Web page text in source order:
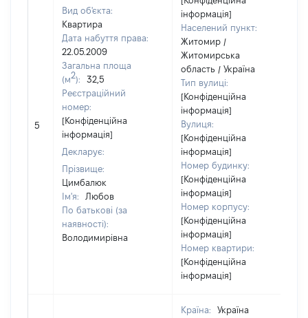
5
Вид об'єкта:
Квартира
Дата набуття права:
22.05.2009
Загальна площа
(м2):
32,5
Реєстраційний
номер:
[Конфіденційна
інформація]
Декларує:
Прізвище:
Цимбалюк
Ім'я:
Любов
По батькові (за
наявності):
Володимирівна
інформація]
Населений пункт:
Житомир /
Житомирська
область / Україна
Тип вулиці:
[Конфіденційна
інформація]
Вулиця:
[Конфіденційна
інформація]
Номер будинку:
[Конфіденційна
інформація]
Номер корпусу:
[Конфіденційна
інформація]
Номер квартири:
[Конфіденційна
інформація]
Країна:
Україна